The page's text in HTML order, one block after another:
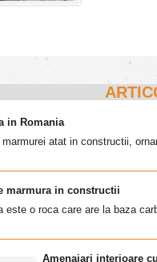
in Romania
marmurei atat in constructii,
marmura in constructii
este o roca care are la baza
Amenajari interioare